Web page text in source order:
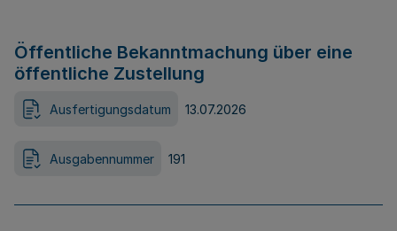
Öffentliche Bekanntmachung über eine
öffentliche Zustellung
Ausfertigungsdatum 13.07.2026
Ausgabennummer 191